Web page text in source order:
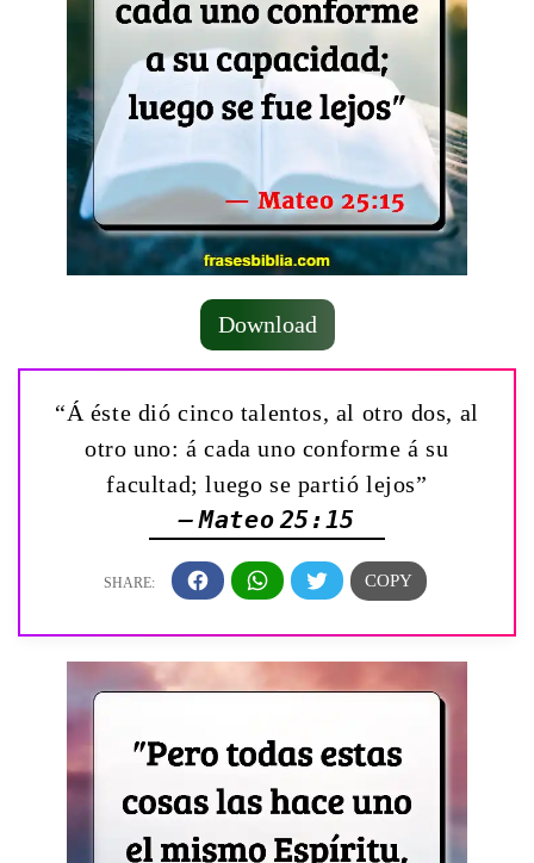
Download
“Á éste dió cinco talentos, al otro dos, al
otro uno: á cada uno conforme á su
facultad; luego se partió lejos”
— Mateo 25:15